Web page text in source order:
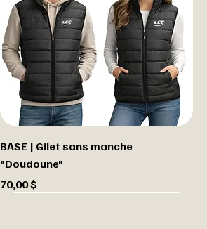
BASE | Gilet sans manche
"Doudoune"
Prix
70,00 $